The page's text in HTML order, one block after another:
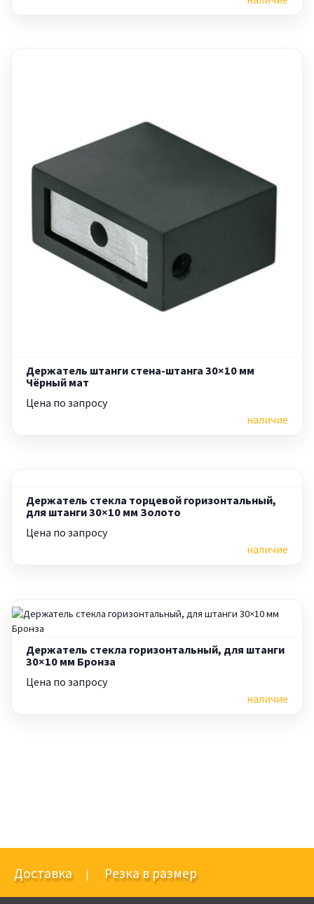
Держатель штанги стена-штанга 30×10 мм
Чёрный мат
Цена по запросу
наличие
Держатель стекла торцевой горизонтальный,
для штанги 30×10 мм Золото
Цена по запросу
наличие
Держатель стекла горизонтальный, для штанги
30×10 мм Бронза
Цена по запросу
наличие
Доставка| Резка в размер